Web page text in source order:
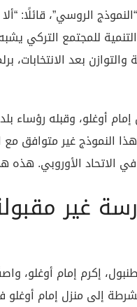
الروسي”، قائلًا:
للمجتمع التركي
والتوازن بعد
أوغلو، وقبله رؤساء
النموذج غير متوافق مع
الاتحاد الأوروبي. هذه
غير
إكرم إمام أوغلو،
إلى منزل إمام